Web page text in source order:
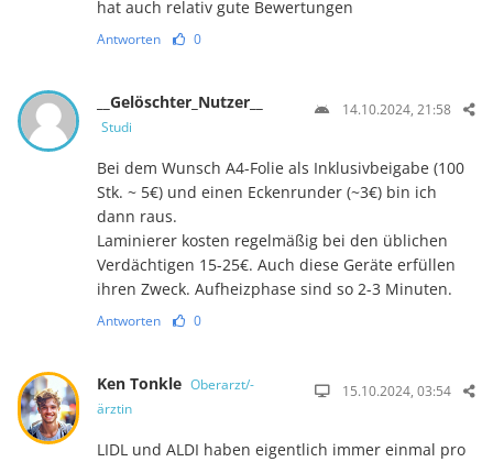
hat auch relativ gute Bewertungen
Antworten 0
__Gelöschter_Nutzer__
Studi
14.10.2024, 21:58
Bei dem Wunsch A4-Folie als Inklusivbeigabe (100
Stk. ~ 5€) und einen Eckenrunder (~3€) bin ich
dann raus.
Laminierer kosten regelmäßig bei den üblichen
Verdächtigen 15-25€. Auch diese Geräte erfüllen
ihren Zweck. Aufheizphase sind so 2-3 Minuten.
Antworten 0
Ken Tonkle Oberarzt/-
ärztin
15.10.2024, 03:54
LIDL und ALDI haben eigentlich immer einmal pro